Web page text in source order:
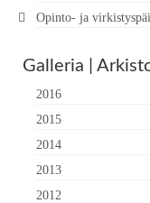
Opinto- ja
Galleria |
2016
2015
2014
2013
2012